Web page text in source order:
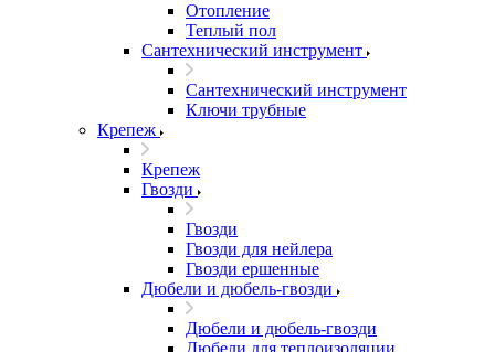
Отопление
Теплый пол
Сантехнический инструмент
Сантехнический инструмент
Ключи трубные
Крепеж
Крепеж
Гвозди
Гвозди
Гвозди для нейлера
Гвозди ершенные
Дюбели и дюбель-гвозди
Дюбели и дюбель-гвозди
Дюбели для теплоизоляции